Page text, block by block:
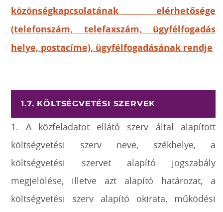
közönségkapcsolatának elérhetősége
(telefonszám, telefaxszám, ügyfélfogadás
helye, postacíme), ügyfélfogadásának rendje
1.7. KÖLTSÉGVETÉSI SZERVEK
1. A közfeladatot ellátó szerv által alapított
költségvetési szerv neve, székhelye, a
költségvetési szervet alapító jogszabály
megjelölése, illetve azt alapító határozat, a
költségvetési szerv alapító okirata, működési